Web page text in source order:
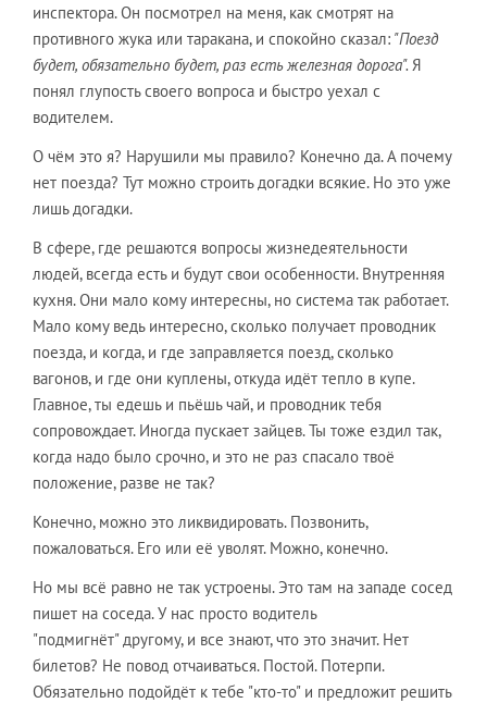
инспектора. Он посмотрел на меня, как смотрят на
противного жука или таракана, и спокойно сказал: "Поезд
будет, обязательно будет, раз есть железная дорога". Я
понял глупость своего вопроса и быстро уехал с
водителем.
О чём это я? Нарушили мы правило? Конечно да. А почему
нет поезда? Тут можно строить догадки всякие. Но это уже
лишь догадки.
В сфере, где решаются вопросы жизнедеятельности
людей, всегда есть и будут свои особенности. Внутренняя
кухня. Они мало кому интересны, но система так работает.
Мало кому ведь интересно, сколько получает проводник
поезда, и когда, и где заправляется поезд, сколько
вагонов, и где они куплены, откуда идёт тепло в купе.
Главное, ты едешь и пьёшь чай, и проводник тебя
сопровождает. Иногда пускает зайцев. Ты тоже ездил так,
когда надо было срочно, и это не раз спасало твоё
положение, разве не так?
Конечно, можно это ликвидировать. Позвонить,
пожаловаться. Его или её уволят. Можно, конечно.
Но мы всё равно не так устроены. Это там на западе сосед
пишет на соседа. У нас просто водитель
"подмигнёт" другому, и все знают, что это значит. Нет
билетов? Не повод отчаиваться. Постой. Потерпи.
Обязательно подойдёт к тебе "кто-то" и предложит решить